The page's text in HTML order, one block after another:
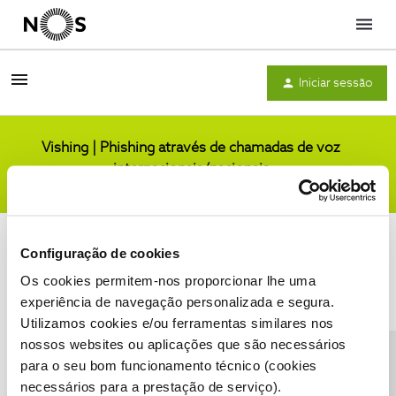
Configuração de cookies
Os cookies permitem-nos proporcionar lhe uma
experiência de navegação personalizada e segura.
Utilizamos cookies e/ou ferramentas similares nos
nossos websites ou aplicações que são necessários
para o seu bom funcionamento técnico (cookies
necessários para a prestação de serviço).
Menu
Iniciar sessão
Vishing | Phishing através de chamadas de voz
internacionais/nacionais
Condições do Fórum NOS Accessibility statement